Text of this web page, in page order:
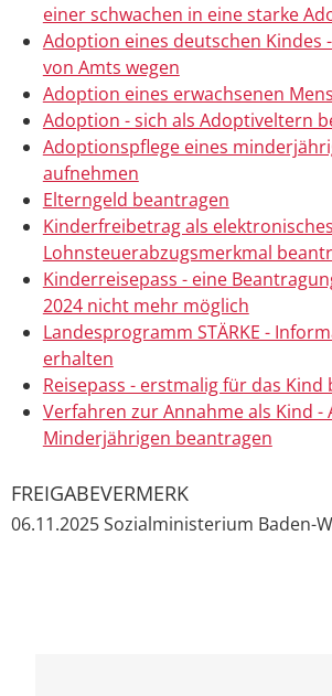
einer schwachen in eine starke
Adoption eines deutschen Kindes
von Amts wegen
Adoption eines erwachsenen
Adoption - sich als Adoptiveltern
Adoptionspflege eines
aufnehmen
Elterngeld beantragen
Kinderfreibetrag als elektronisches
Lohnsteuerabzugsmerkmal
Kinderreisepass - eine
2024 nicht mehr möglich
Landesprogramm STÄRKE -
erhalten
Reisepass - erstmalig für das Kind
Verfahren zur Annahme als Kind -
Minderjährigen beantragen
FREIGABEVERMERK
06.11.2025 Sozialministerium Baden-